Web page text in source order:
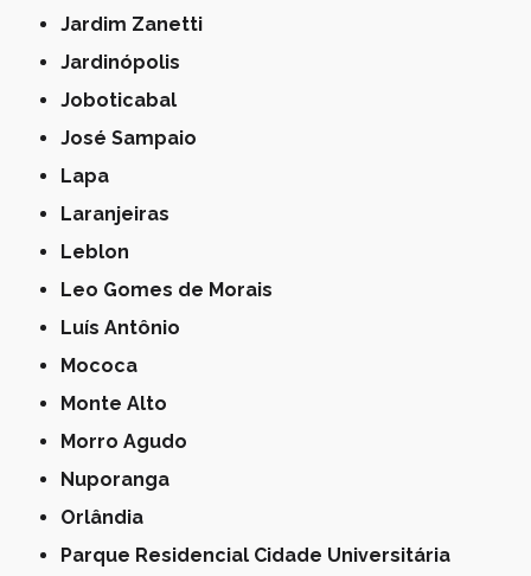
Jardim Zanetti
Jardinópolis
Joboticabal
José Sampaio
Lapa
Laranjeiras
Leblon
Leo Gomes de Morais
Luís Antônio
Mococa
Monte Alto
Morro Agudo
Nuporanga
Orlândia
Parque Residencial Cidade Universitária